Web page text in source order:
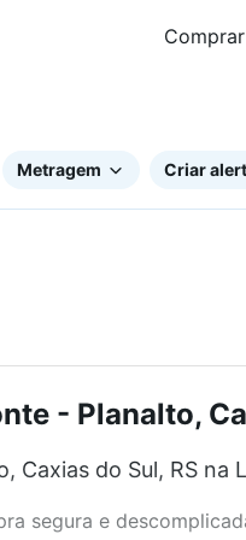
Comprar
Metragem Criar
- Planalto,
Caxias do Sul, RS na
segura e